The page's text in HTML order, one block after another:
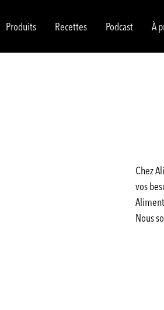
Produits Recettes Podcast À
Chez
vos
Nous